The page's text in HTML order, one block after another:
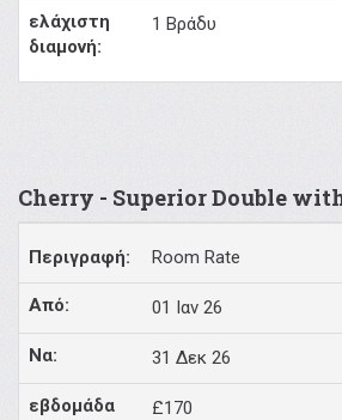
1 Βράδυ
Cherry - Superior Double
Room Rate
01 Ιαν 26
31 Δεκ 26
£170